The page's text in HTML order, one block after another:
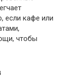
если кафе или
чтобы